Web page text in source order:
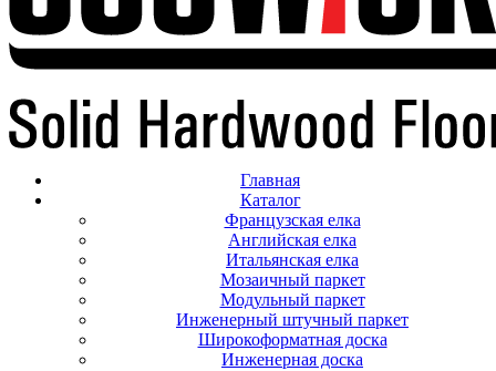
Главная
Каталог
Французская елка
Английская елка
Итальянская елка
Мозаичный паркет
Модульный паркет
Инженерный штучный паркет
Широкоформатная доска
Инженерная доска